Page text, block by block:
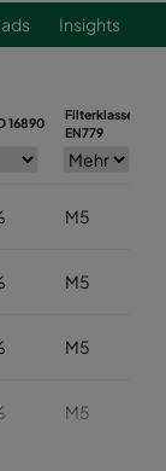
Insights
16890
Filterklasse
EN779
M5
M5
M5
M5